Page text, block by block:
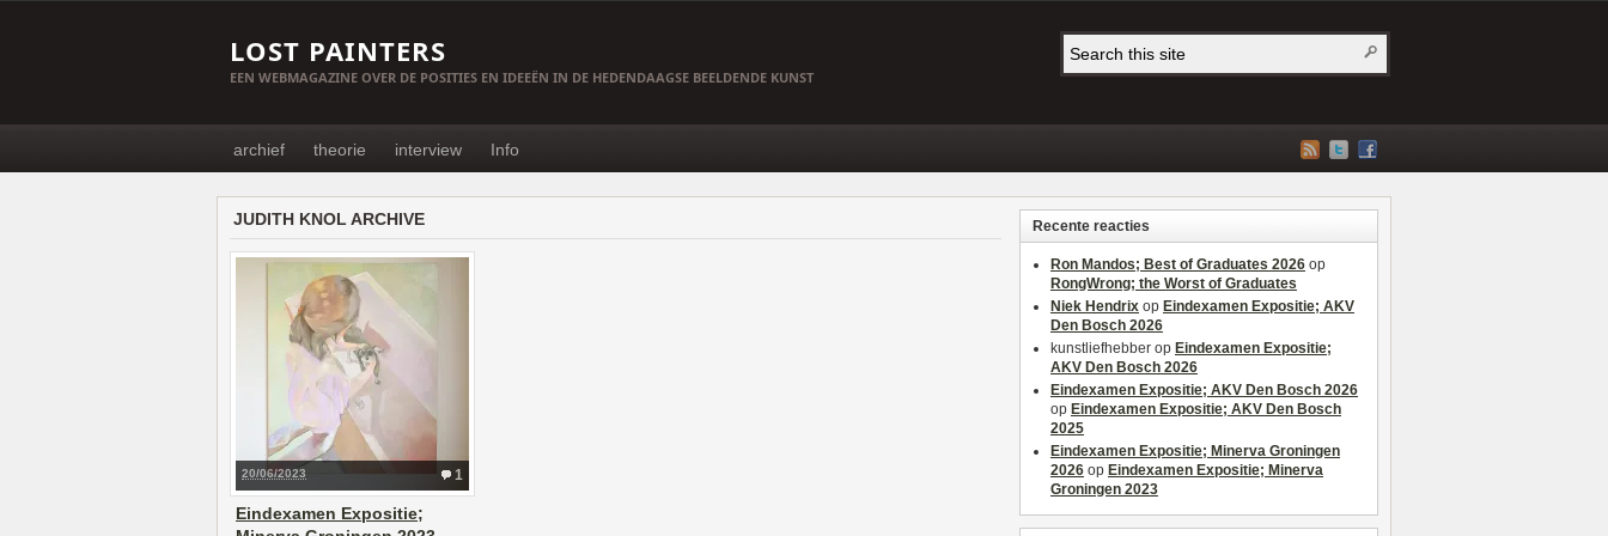
LOST PAINTERS
EEN WEBMAGAZINE OVER DE POSITIES EN IDEEËN IN DE HEDENDAAGSE BEELDENDE KUNST
archief theorie interview Info
JUDITH KNOL ARCHIVE
1
20/06/2023
Eindexamen Expositie;
Recente reacties
Ron Mandos; Best of Graduates 2026 op
RongWrong; the Worst of Graduates
Niek Hendrix op Eindexamen Expositie; AKV
Den Bosch 2026
kunstliefhebber op Eindexamen Expositie;
AKV Den Bosch 2026
Eindexamen Expositie; AKV Den Bosch 2026
op Eindexamen Expositie; AKV Den Bosch
2025
Eindexamen Expositie; Minerva Groningen
2026 op Eindexamen Expositie; Minerva
Groningen 2023